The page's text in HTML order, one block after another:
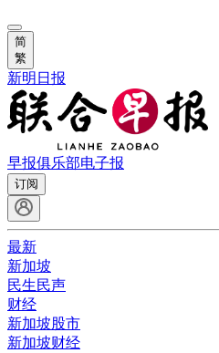
简
繁
新明日报
早报俱乐部电子报
订阅
最新
新加坡
民生民声
财经
新加坡股市
新加坡财经